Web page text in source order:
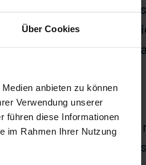
Über Cookies
anbieten zu können
Verwendung unserer
führen diese Informationen
im Rahmen Ihrer Nutzung
Native
Gen Z:
erfolgreiche
13. MÄRZ 2026
Display
Native